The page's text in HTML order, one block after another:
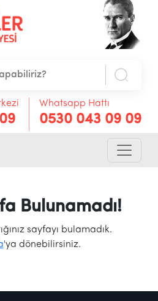
Whatsapp Hattı
0530 043 09 09
Bulunamadı!
sayfayı bulamadık.
'ya dönebilirsiniz.